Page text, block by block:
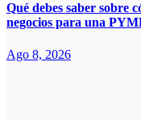
Qué debes saber sobre
negocios para una
Ago 8, 2026